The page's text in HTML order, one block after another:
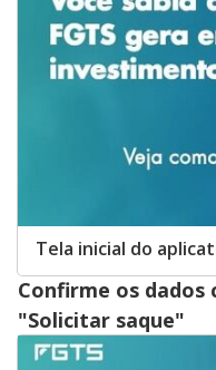
Tela inicial do
Confirme os dados
"Solicitar saque"